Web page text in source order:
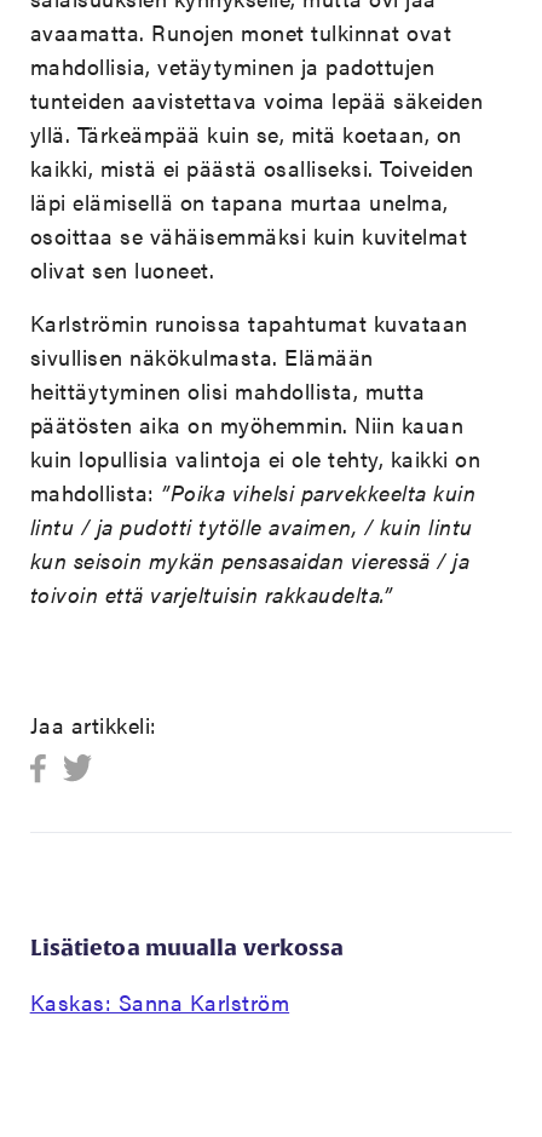
avaamatta. Runojen monet tulkinnat ovat
mahdollisia, vetäytyminen ja padottujen
tunteiden aavistettava voima lepää säkeiden
yllä. Tärkeämpää kuin se, mitä koetaan, on
kaikki, mistä ei päästä osalliseksi. Toiveiden
läpi elämisellä on tapana murtaa unelma,
osoittaa se vähäisemmäksi kuin kuvitelmat
olivat sen luoneet.
Karlströmin runoissa tapahtumat kuvataan
sivullisen näkökulmasta. Elämään
heittäytyminen olisi mahdollista, mutta
päätösten aika on myöhemmin. Niin kauan
kuin lopullisia valintoja ei ole tehty, kaikki on
mahdollista: ”Poika vihelsi parvekkeelta kuin
lintu / ja pudotti tytölle avaimen, / kuin lintu
kun seisoin mykän pensasaidan vieressä / ja
toivoin että varjeltuisin rakkaudelta.”
Jaa artikkeli:
Lisätietoa muualla verkossa
Kaskas: Sanna Karlström